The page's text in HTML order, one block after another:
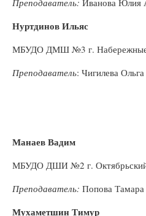
Преподаватель: Иванова Юлия
Нуртдинов Ильяс
МБУДО ДМШ №3 г.
Преподаватель: Чигилева
Манаев Вадим
МБУДО ДШИ №2 г.
Преподаватель: Попова
Мухаметшин Тимур